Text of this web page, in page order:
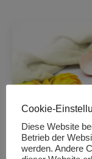
Cookie-
Diese Website
Betrieb der
werden. Andere